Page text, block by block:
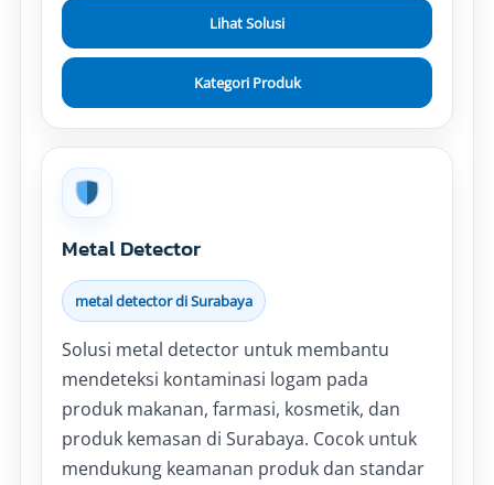
Lihat Solusi
Kategori Produk
Metal Detector
metal detector di Surabaya
Solusi metal detector untuk membantu
mendeteksi kontaminasi logam pada
produk makanan, farmasi, kosmetik, dan
produk kemasan di Surabaya. Cocok untuk
mendukung keamanan produk dan standar